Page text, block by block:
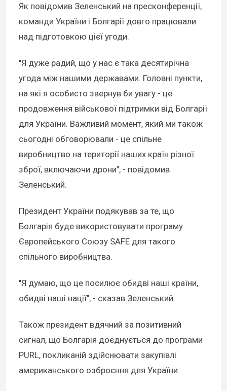
Як повідомив Зеленський на пресконференції,
команди України і Болгарії довго працювали
над підготовкою цієї угоди.
"Я дуже радий, що у нас є така десятирічна
угода між нашими державами. Головні пункти,
на які я особисто звернув би увагу - це
продовження військової підтримки від Болгарії
для України. Важливий момент, який ми також
сьогодні обговорювали - це спільне
виробництво на території наших країн різної
зброї, включаючи дрони", - повідомив
Зеленський.
Президент України подякував за те, що
Болгарія буде використовувати програму
Європейського Союзу SAFE для такого
спільного виробництва.
"Я думаю, що це посилює обидві наші країни,
обидві наші нації", - сказав Зеленський.
Також президент вдячний за позитивний
сигнал, що Болгарія доєднується до програми
PURL, покликаній здійснювати закупівлі
американського озброєння для України.